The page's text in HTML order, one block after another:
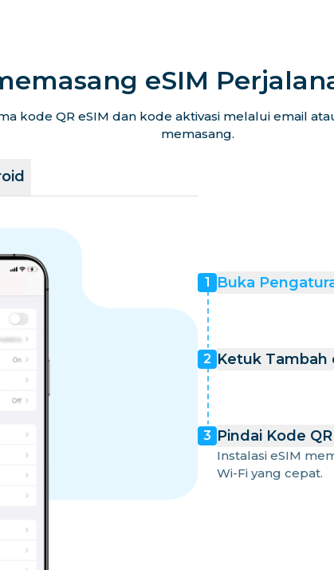
eSIM
kode QR eSIM dan kode aktivasi melalui email
memasang.
1 Buka
2 Ketuk Tambah
3 Pindai Kode
Instalasi eSIM
Wi-Fi yang cepat.